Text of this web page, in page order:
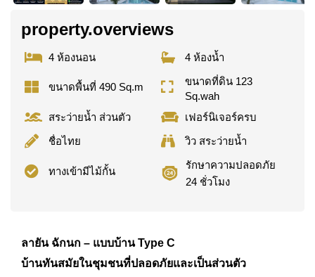
property.overviews
4 ห้องนอน 4 ห้องน้ำ
ขนาดพื้นที่ 490 Sq.m
ขนาดที่ดิน 123
Sq.wah
สระว่ายน้ำ ส่วนตัว
เฟอร์นิเจอร์ครบ
ชื่อไทย
วิว สระว่ายน้ำ
ทางเข้ามีไม้กั้น
รักษาความปลอดภัย
24 ชั่วโมง
ลายัน ฉักนก – แบบบ้าน Type C
บ้านทันสมัยในชุมชนที่ปลอดภัยและเป็นส่วนตัว